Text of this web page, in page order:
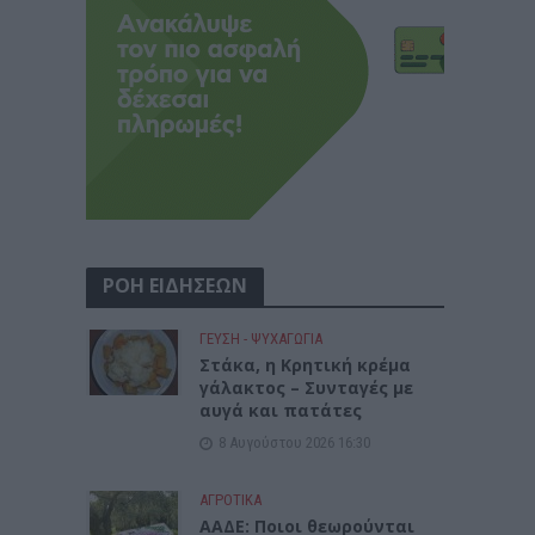
ΡΟΗ ΕΙΔΗΣΕΩΝ
ΓΕΎΣΗ - ΨΥΧΑΓΩΓΊΑ
Στάκα, η Κρητική κρέμα
γάλακτος – Συνταγές με
αυγά και πατάτες
8 Αυγούστου 2026 16:30
ΑΓΡΟΤΙΚΑ
ΑΑΔΕ: Ποιοι θεωρούνται